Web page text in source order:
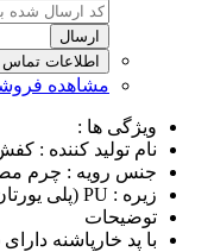
ارسال
اطلاعات تماس
مشاهده
ویژگی ها :
نام تولید کننده :
جنس رویه : چرم
زیره : PU (پلی یورتان)
توضیحات
با پد خارپاشنه دارای 6 ماه ضمانت